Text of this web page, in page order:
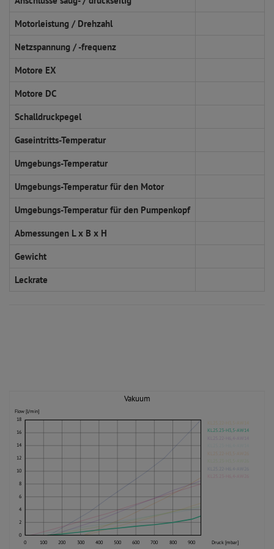
Motorleistung / Drehzahl
Netzspannung / -frequenz
Motore EX
Motore DC
Schalldruckpegel
Gaseintritts-Temperatur
Umgebungs-Temperatur
Umgebungs-Temperatur für den Motor
Umgebungs-Temperatur für den Pumpenkopf
Abmessungen L x B x H
Gewicht
Leckrate
Vakuum
Flow [l/min]
Druck [mbar]
0 100 200 300 400 500 600 700 800 900
0
2
4
6
8
10
12
14
16
18
KL25.23-H3,5-AW14